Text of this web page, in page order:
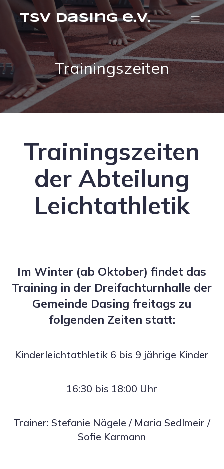
TSV Dasing e.V.
Trainingszeiten
Trainingszeiten
der Abteilung
Leichtathletik
Im Winter (ab Oktober) findet das
Training in der Dreifachturnhalle der
Gemeinde Dasing freitags zu
folgenden Zeiten statt:
Kinderleichtathletik 6 bis 9 jährige Kinder
16:30 bis 18:00 Uhr
Trainer: Stefanie Nägele / Maria Sedlmeir /
Sofie Karmann